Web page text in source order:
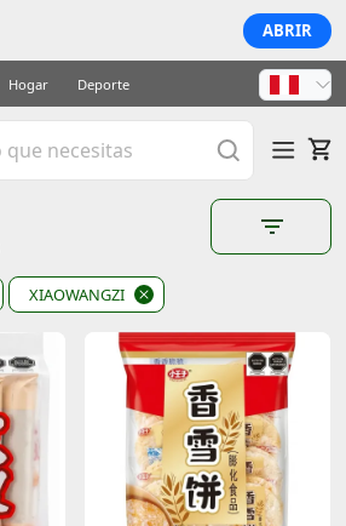
ABRIR
Hogar Deporte
XIAOWANGZI